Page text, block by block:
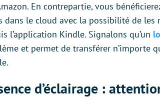
En contrepartie, vous
dans le cloud avec la possibilité de les
l’application Kindle. Signalons qu’un
et permet de transférer n’importe
d’éclairage :